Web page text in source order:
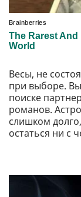
Весы, не
при выборе. Вы
поиске
романов.
слишком
остаться ни с